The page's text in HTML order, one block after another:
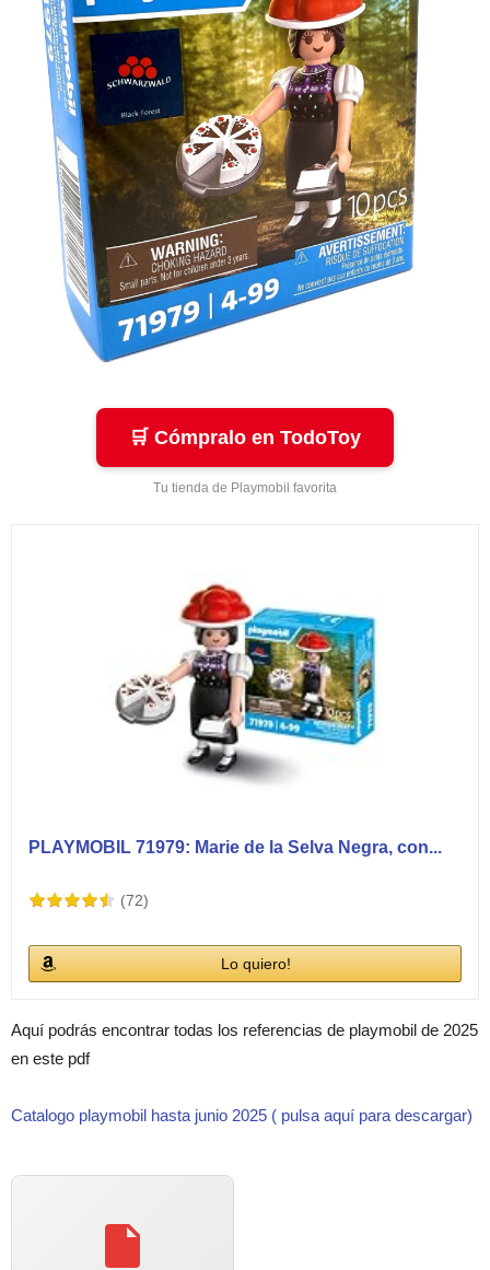
🛒 Cómpralo en TodoToy
Tu tienda de Playmobil favorita
PLAYMOBIL 71979: Marie de la Selva Negra, con...
(72)
Lo quiero!
Aquí podrás encontrar todas los referencias de playmobil de 2025
en este pdf
Catalogo playmobil hasta junio 2025 ( pulsa aquí para descargar)